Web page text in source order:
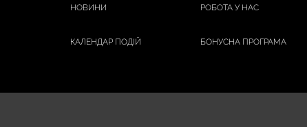
НОВИНИ РОБОТА У НАС
КАЛЕНДАР ПОДІЙ БОНУСНА ПРОГРАМА